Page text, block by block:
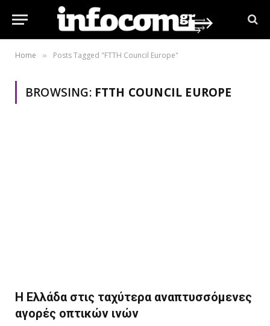
Home » Posts Tagged "FTTH Council Europe"
BROWSING: FTTH COUNCIL EUROPE
Η Ελλάδα στις ταχύτερα αναπτυσσόμενες
αγορές οπτικών ινών